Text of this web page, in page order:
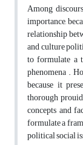
Among
importance,
relationship
and culture
to formulate a
phenomena .
because it
thorough
concepts and
formulate a
political social